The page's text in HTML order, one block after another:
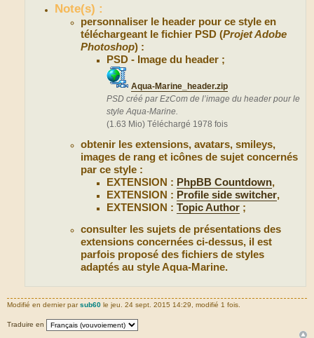
Note(s) :
personnaliser le header pour ce style en
téléchargeant le fichier PSD (Projet Adobe
Photoshop) :
PSD - Image du header ;
Aqua-Marine_header.zip
PSD créé par EzCom de l’image du header pour le
style Aqua-Marine.
(1.63 Mio) Téléchargé 1978 fois
obtenir les extensions, avatars, smileys,
images de rang et icônes de sujet concernés
par ce style :
EXTENSION : PhpBB Countdown,
EXTENSION : Profile side switcher,
EXTENSION :Topic Author ;
consulter les sujets de présentations des
extensions concernées ci-dessus, il est
parfois proposé des fichiers de styles
adaptés au style Aqua-Marine.
Modifié en dernier parsub60 le jeu. 24 sept. 2015 14:29, modifié 1 fois.
Traduire en